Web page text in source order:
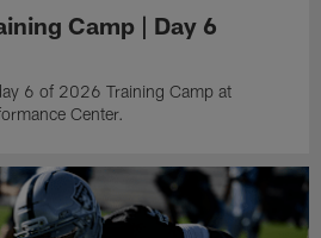
Camp | Day 6
6 of 2026 Training Camp at
Center.